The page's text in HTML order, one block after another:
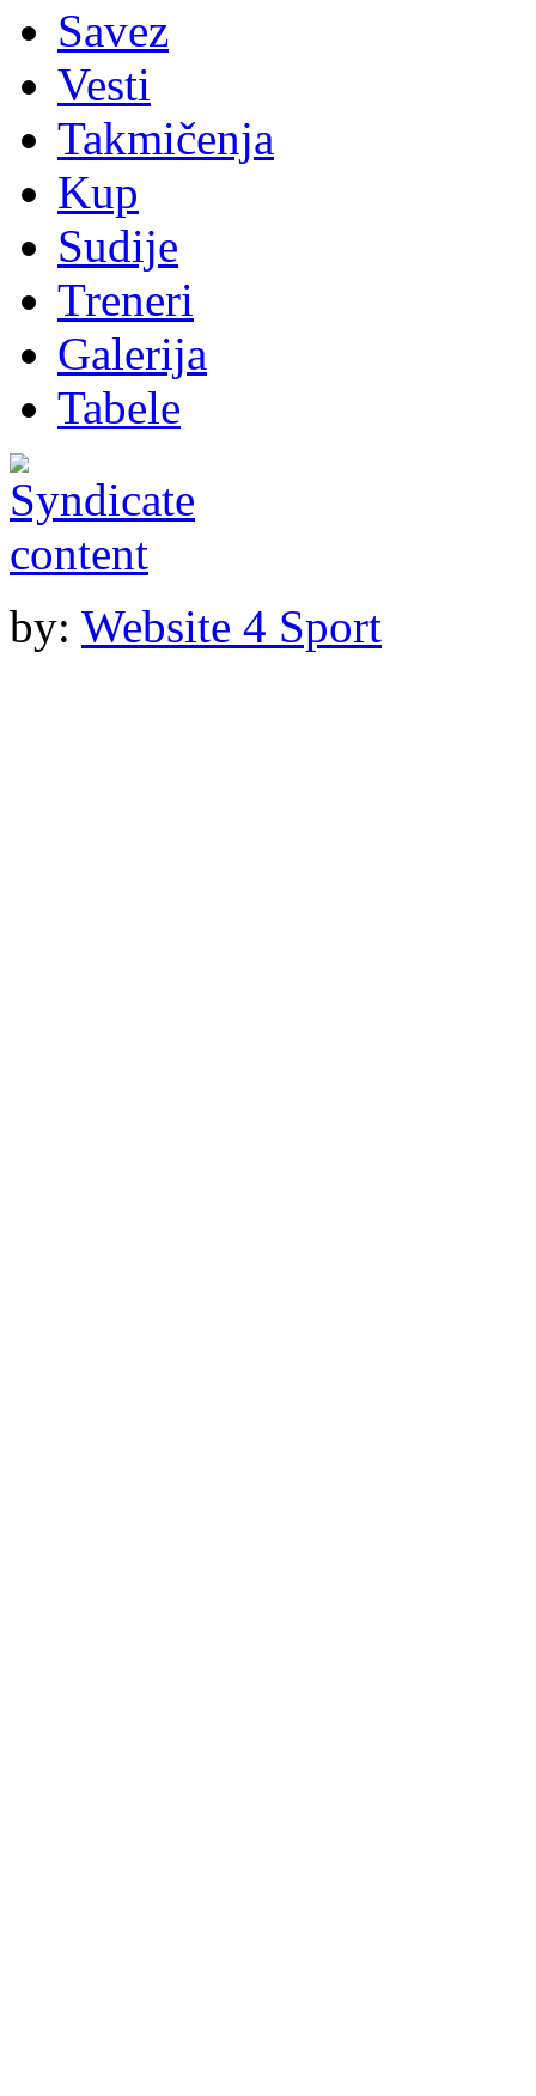
Savez
Vesti
Takmičenja
Kup
Sudije
Treneri
Galerija
Tabele
by: Website 4 Sport